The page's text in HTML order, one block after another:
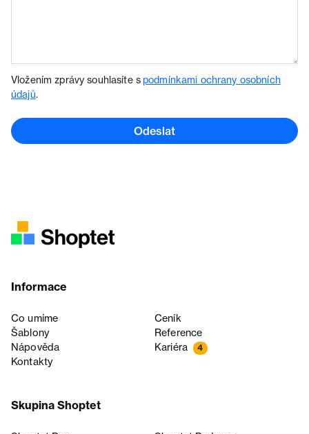
Vložením zprávy souhlasíte spodmínkami ochrany osobních
údajů.
Odeslat
Informace
Co umíme
Ceník
Šablony
Reference
Nápověda
Kariéra 4
Kontakty
Skupina Shoptet